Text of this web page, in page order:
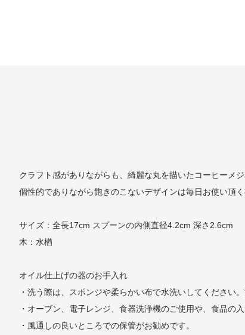
クラフト感がありながらも、綺麗な丸を描いたコーヒーメジ
個性的でありながら飽きのこないデザインは毎日お使い頂く
サイズ：全長17cm スプーンの内側直径4.2cm 深さ2.6cm
木：水楢
オイル仕上げの器のお手入れ
・洗う際は、スポンジや柔らかい布で水洗いしてください
・オーブン、電子レンジ、食器洗浄機のご使用や、食品
・風通しの良いところでの保管がお勧めです。